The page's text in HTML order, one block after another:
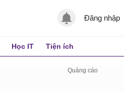
Đăng nhập
Học IT Tiện ích